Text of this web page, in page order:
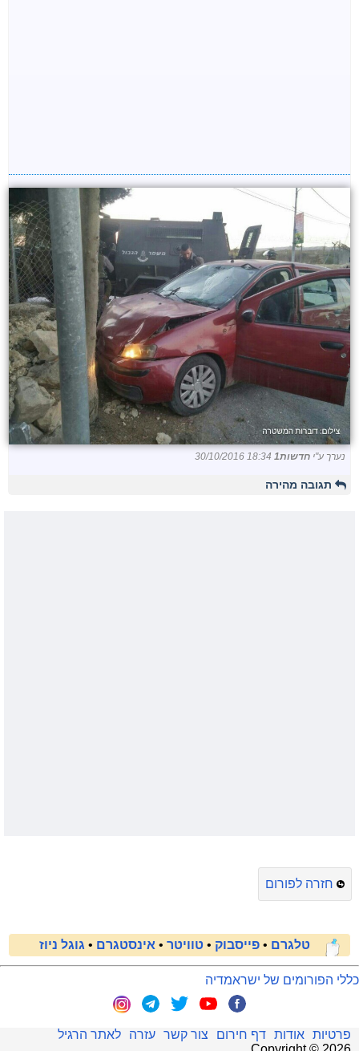
נערך ע"י חדשות1 30/10/2016 18:34
תגובה מהירה
חזרה לפורום
טלגרם • פייסבוק • טוויטר • אינסטגרם • גוגל ניוז
כללי הפורומים של ישראמדיה
פרטיות אודות דף חירום צור קשר עזרה
לאתר הרגיל